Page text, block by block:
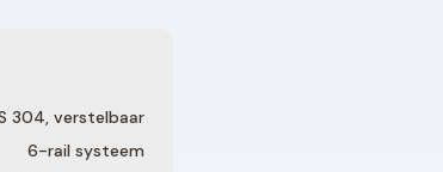
304, verstelbaar
6-rail systeem